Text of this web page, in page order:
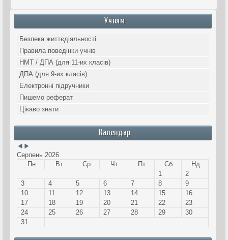
Учням
Безпека життєдіяльності
Правила поведінки учнів
НМТ / ДПА (для 11-их класів)
ДПА (для 9-их класів)
Електронні підручники
Пишемо реферат
Цікаво знати
Календар
Серпень 2026
Пн.
Вт. Ср. Чт. Пт. Сб.
Нд.
1
2
3
4 5 6 7 8
9
10
11 12 13 14 15
16
17
18 19 20 21 22
23
24
25 26 27 28 29
30
31